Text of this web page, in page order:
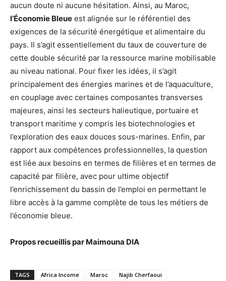
aucun doute ni aucune hésitation. Ainsi, au Maroc,
l’Économie Bleue est alignée sur le référentiel des
exigences de la sécurité énergétique et alimentaire du
pays. Il s’agit essentiellement du taux de couverture de
cette double sécurité par la ressource marine mobilisable
au niveau national. Pour fixer les idées, il s’agit
principalement des énergies marines et de l’aquaculture,
en couplage avec certaines composantes transverses
majeures, ainsi les secteurs halieutique, portuaire et
transport maritime y compris les biotechnologies et
l’exploration des eaux douces sous-marines. Enfin, par
rapport aux compétences professionnelles, la question
est liée aux besoins en termes de filières et en termes de
capacité par filière, avec pour ultime objectif
l’enrichissement du bassin de l’emploi en permettant le
libre accès à la gamme complète de tous les métiers de
l’économie bleue.
Propos recueillis par Maimouna DIA
TAGS Africa Income Maroc
Najib Cherfaoui